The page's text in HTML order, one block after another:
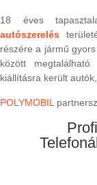
18 éves
autószerelés
részére a jármű
között
kiállításra került
POLYMOBIL